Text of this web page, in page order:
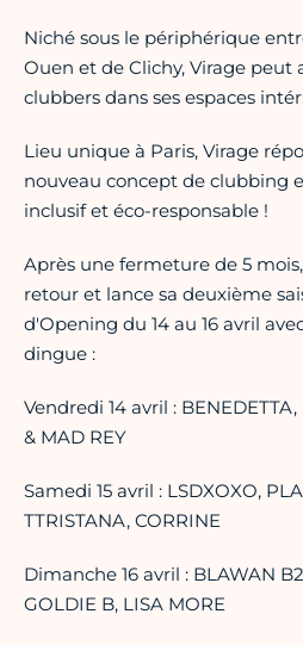
Niché sous le périphérique
Ouen et de Clichy, Virage peut
clubbers dans ses espaces
Lieu unique à Paris, Virage
nouveau concept de clubbing
inclusif et éco-responsable !
Après une fermeture de 5
retour et lance sa deuxième
d'Opening du 14 au 16 avril
dingue :
Vendredi 14 avril :
& MAD REY
Samedi 15 avril : LSDXOXO,
TTRISTANA, CORRINE
Dimanche 16 avril : BLAWAN
GOLDIE B, LISA MORE